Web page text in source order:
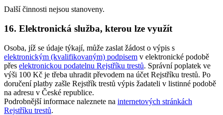
Další činnosti nejsou stanoveny.
16. Elektronická služba, kterou lze využít
Osoba, jíž se údaje týkají, může zaslat žádost o výpis s
elektronickým (kvalifikovaným) podpisem v elektronické podobě
přes elektronickou podatelnu Rejstříku trestů. Správní poplatek ve
výši 100 Kč je třeba uhradit převodem na účet Rejstříku trestů. Po
doručení platby zašle Rejstřík trestů výpis žadateli v listinné podobě
na adresu v České republice.
Podrobnější informace naleznete na internetových stránkách
Rejstříku trestů.